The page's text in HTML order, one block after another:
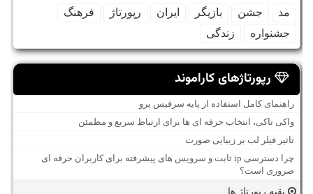
مد جشن بازیگر ایران رپورتاژ
فرهنگ
جشنواره
زندگی
رپورتاژهای کاراموند
راهنمای کامل استفاده از پایه سرفیس پرو
واکی تاکی، انتخاب حرفه ای ها برای ارتباط سریع و مطمئن
تاثیر فیلر لب بر زیبایی صورت
چرا دسترسی ip ثابت و سرویس های پیشرفته برای کاربران حرفه ای
ضروری است؟
بقیه رپورتاژ ها